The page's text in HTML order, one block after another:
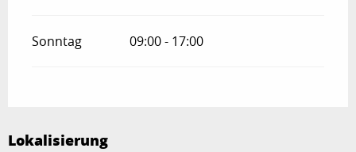
Sonntag 09:00 - 17:00
Lokalisierung